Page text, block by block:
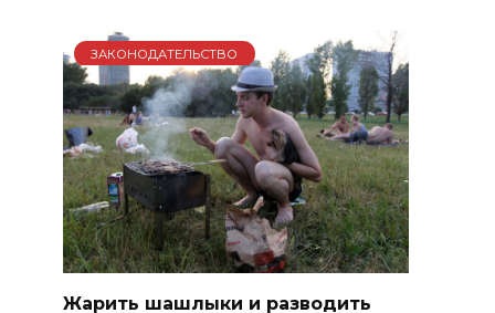
ЗАКОНОДАТЕЛЬСТВО
Жарить шашлыки и разводить